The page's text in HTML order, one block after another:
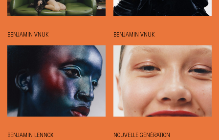
BENJAMIN VNUK BENJAMIN VNUK
BENJAMIN LENNOX NOUVELLE GÉNÉRATION